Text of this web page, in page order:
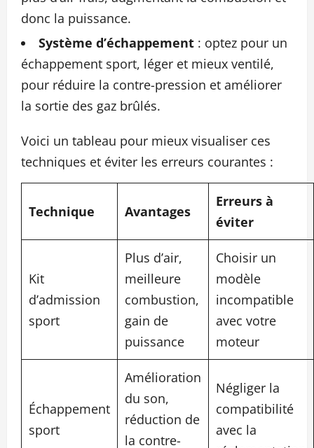
donc la puissance.
Système d’échappement : optez pour un
échappement sport, léger et mieux ventilé,
pour réduire la contre-pression et améliorer
la sortie des gaz brûlés.
Voici un tableau pour mieux visualiser ces
techniques et éviter les erreurs courantes :
Technique Avantages
Erreurs à
éviter
Kit
d’admission
sport
Plus d’air,
meilleure
combustion,
gain de
puissance
Choisir un
modèle
incompatible
avec votre
moteur
Échappement
sport
Amélioration
du son,
réduction de
la contre-
Négliger la
compatibilité
avec la